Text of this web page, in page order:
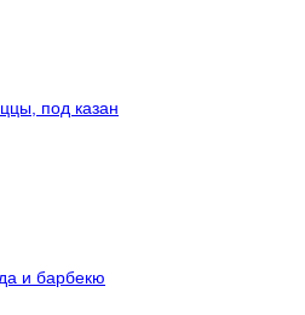
под казан
и барбекю